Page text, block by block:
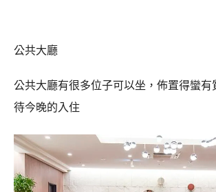
公共大廳
公共大廳有很多位子可以坐，佈置得蠻有
待今晚的入住